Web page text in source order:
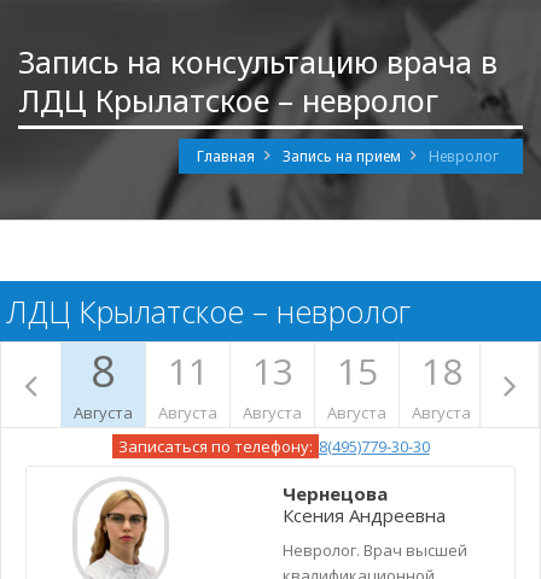
Запись на консультацию врача в
ЛДЦ Крылатское – невролог
Главная Запись на прием Невролог
ЛДЦ Крылатское – невролог
8
Августа
11
Августа
13
Августа
15
Августа
18
Августа
Записаться по телефону: 8(495)779-30-30
Чернецова
Ксения Андреевна
Невролог. Врач высшей